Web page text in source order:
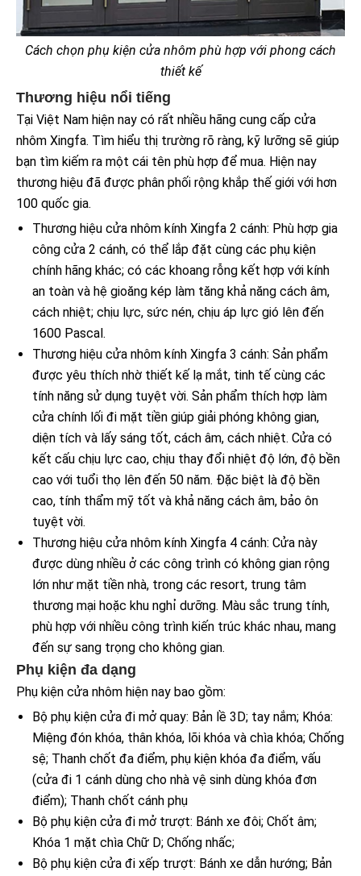
Cách chọn phụ kiện cửa nhôm phù hợp với phong cách
thiết kế
Thương hiệu nổi tiếng
Tại Việt Nam hiện nay có rất nhiều hãng cung cấp cửa
nhôm Xingfa. Tìm hiểu thị trường rõ ràng, kỹ lưỡng sẽ giúp
bạn tìm kiếm ra một cái tên phù hợp để mua. Hiện nay
thương hiệu đã được phân phối rộng khắp thế giới với hơn
100 quốc gia.
Thương hiệu cửa nhôm kính Xingfa 2 cánh: Phù hợp gia
công cửa 2 cánh, có thể lắp đặt cùng các phụ kiện
chính hãng khác; có các khoang rỗng kết hợp với kính
an toàn và hệ gioăng kép làm tăng khả năng cách âm,
cách nhiệt; chịu lực, sức nén, chịu áp lực gió lên đến
1600 Pascal.
Thương hiệu cửa nhôm kính Xingfa 3 cánh: Sản phẩm
được yêu thích nhờ thiết kế lạ mắt, tinh tế cùng các
tính năng sử dụng tuyệt vời. Sản phẩm thích hợp làm
cửa chính lối đi mặt tiền giúp giải phóng không gian,
diện tích và lấy sáng tốt, cách âm, cách nhiệt. Cửa có
kết cấu chịu lực cao, chịu thay đổi nhiệt độ lớn, độ bền
cao với tuổi thọ lên đến 50 năm. Đặc biệt là độ bền
cao, tính thẩm mỹ tốt và khả năng cách âm, bảo ôn
tuyệt vời.
Thương hiệu cửa nhôm kính Xingfa 4 cánh: Cửa này
được dùng nhiều ở các công trình có không gian rộng
lớn như mặt tiền nhà, trong các resort, trung tâm
thương mại hoặc khu nghỉ dưỡng. Màu sắc trung tính,
phù hợp với nhiều công trình kiến trúc khác nhau, mang
đến sự sang trọng cho không gian.
Phụ kiện đa dạng
Phụ kiện cửa nhôm hiện nay bao gồm:
Bộ phụ kiện cửa đi mở quay: Bản lề 3D; tay nắm; Khóa:
Miệng đón khóa, thân khóa, lõi khóa và chìa khóa; Chống
sệ; Thanh chốt đa điểm, phụ kiện khóa đa điểm, vấu
(cửa đi 1 cánh dùng cho nhà vệ sinh dùng khóa đơn
điểm); Thanh chốt cánh phụ
Bộ phụ kiện cửa đi mở trượt: Bánh xe đôi; Chốt âm;
Khóa 1 mặt chìa Chữ D; Chống nhấc;
Bộ phụ kiện cửa đi xếp trượt: Bánh xe dẫn hướng; Bản